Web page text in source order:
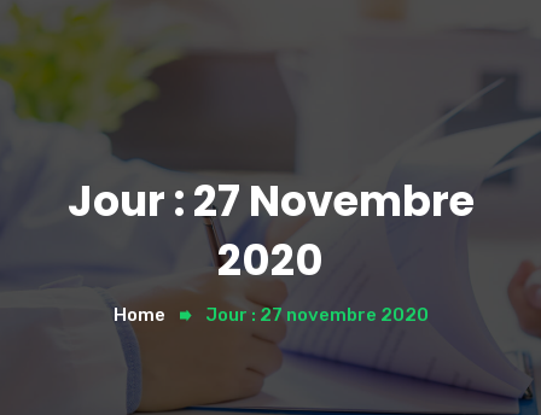
Jour :27 Novembre
2020
Home Jour : 27 novembre 2020